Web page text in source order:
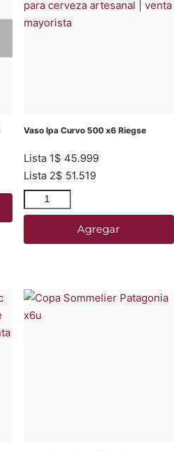
Vaso Ipa Curvo 500 x6 Riegse
Lista 1$ 45.999
Lista 2$ 51.519
Agregar